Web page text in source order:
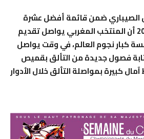
ضمن قائمة أفضل عشرة
لاعبين في مونديال 2026 أن المنتخب المغربي يواصل تقديم
كبار نجوم العالم، في وقت يواصل
فصول جديدة من التألق بقميص
كبيرة بمواصلة التألق خلال الأدوار